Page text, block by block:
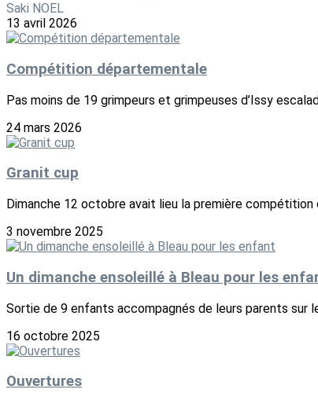
Saki NOEL
13 avril 2026
Compétition départementale
Pas moins de 19 grimpeurs et grimpeuses d’Issy
24 mars 2026
Granit cup
Dimanche 12 octobre avait lieu la première compétition
3 novembre 2025
Un dimanche ensoleillé à Bleau pour les
Sortie de 9 enfants accompagnés de leurs parents sur
16 octobre 2025
Ouvertures